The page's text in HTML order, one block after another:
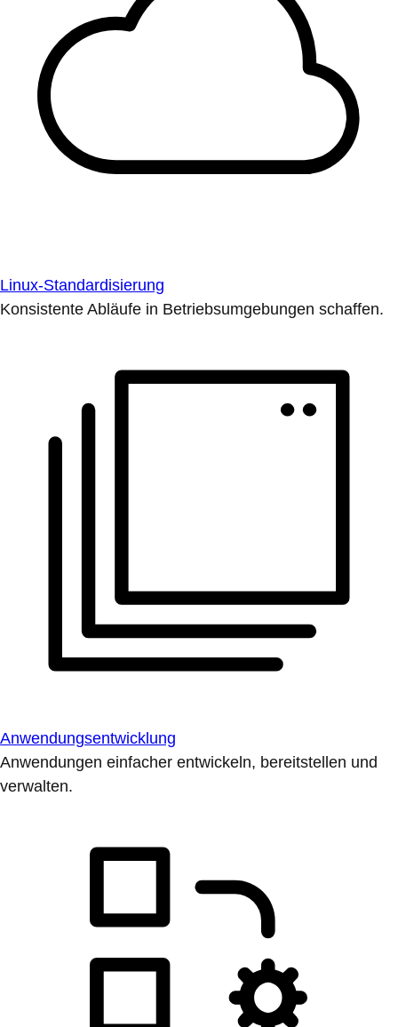
Linux-Standardisierung
Konsistente Abläufe in Betriebsumgebungen schaffen.
Anwendungsentwicklung
Anwendungen einfacher entwickeln, bereitstellen und
verwalten.